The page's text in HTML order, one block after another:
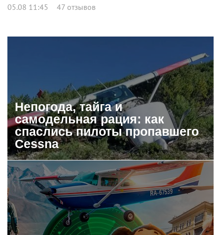
05.08 11:45 47 отзывов
Непогода, тайга и
самодельная рация: как
спаслись пилоты пропавшего
Cessna